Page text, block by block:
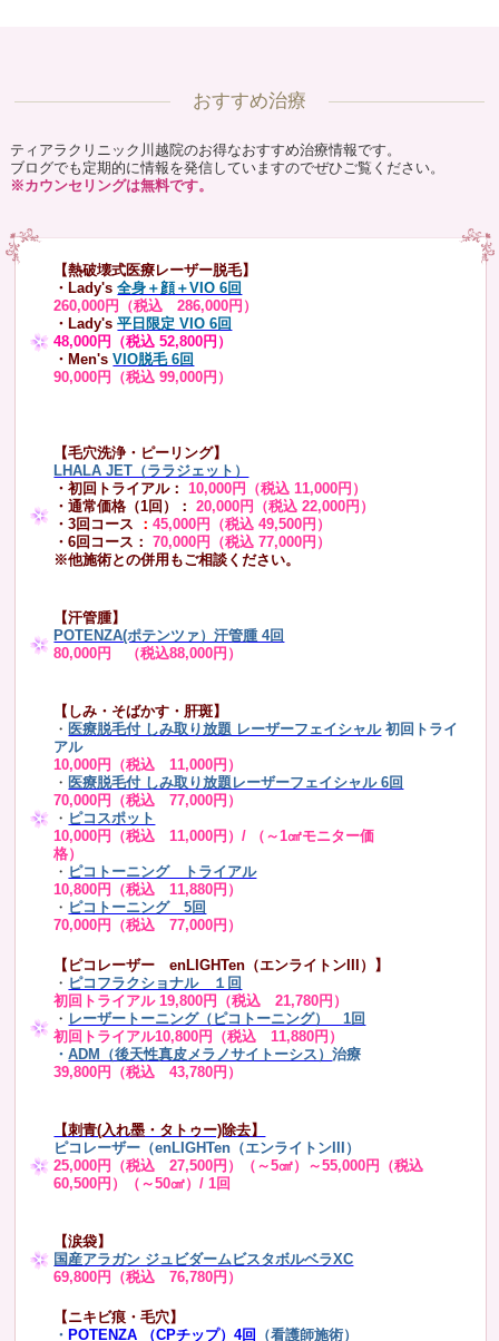
おすすめ治療
ティアラクリニック川越院のお得なおすすめ治療情報です。
ブログでも定期的に情報を発信していますのでぜひご覧ください。
※カウンセリングは無料です。
【熱破壊式医療レーザー脱毛】
・Lady's 全身＋顔＋VIO 6回
260,000円（税込 286,000円）
・Lady's平日限定 VIO 6回
48,000円（税込 52,800円）
・Men's VIO脱毛 6回
90,000円（税込 99,000円）
【毛穴洗浄・ピーリング】
LHALA JET（ララジェット）
・初回トライアル： 10,000円（税込 11,000円）
・通常価格（1回）：
20,000円（税込 22,000円）
・3回コース ：45,000円（税込 49,500円）
・6回コース：
70,000円（税込 77,000円）
※他施術との併用もご相談ください。
【汗管腫】
POTENZA(ポテンツァ）汗管腫 4回
80,000円 （税込88,000円）
【しみ・そばかす・肝斑】
・ 医療脱毛付 しみ取り放題 レーザーフェイシャル 初回トライ
アル
10,000円（税込 11,000円）
・ 医療脱毛付 しみ取り放題レーザーフェイシャル 6回
70,000円（税込 77,000円）
・ ピコスポット
10,000円（税込 11,000円）/ （～1㎠モニター価
格）
・ ピコトーニング トライアル
10,800円（税込 11,880円）
・ ピコトーニング 5回
70,000円（税込 77,000円）
【ピコレーザー enLIGHTen（エンライトンIII）】
・ ピコフラクショナル １回
初回トライアル 19,800円（税込 21,780円）
・ レーザートーニング（ピコトーニング） 1回
初回トライアル10,800円（税込 11,880円）
・ADM（後天性真皮メラノサイトーシス）治療
39,800円（税込 43,780円）
【刺青(入れ墨・タトゥー)除去】
ピコレーザー（enLIGHTen（エンライトンIII）
25,000円（税込 27,500円）（～5㎠）～55,000円（税込
60,500円）（～50㎠）/ 1回
【涙袋】
国産アラガン ジュビダームビスタボルベラXC
69,800円（税込 76,780円）
【ニキビ痕・毛穴】
・ POTENZA （CPチップ）4回 （看護師施術）